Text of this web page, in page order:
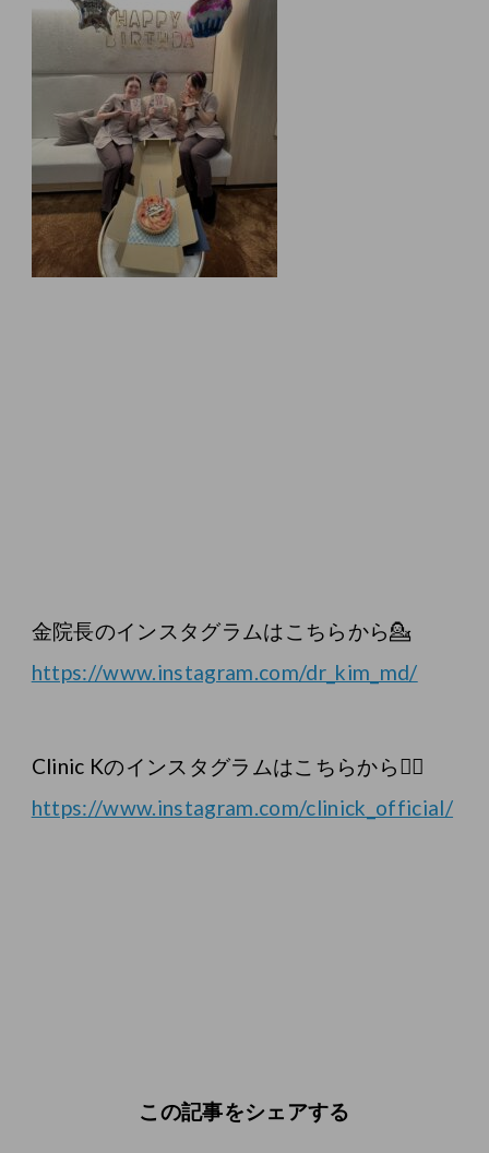
金院長のインスタグラムはこちらから💁
https://www.instagram.com/dr_kim_md/
Clinic Kのインスタグラムはこちらから💁‍♀️
https://www.instagram.com/clinick_official/
この記事をシェアする